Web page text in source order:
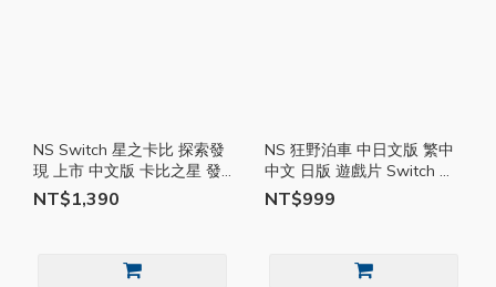
NS Switch 星之卡比 探索發
現 上市 中文版 卡比之星 發
現探索 卡比 NS 遊戲片 Q哥
SW099
NT$1,390
NS 狂野泊車 中日文版 繁中
中文 日版 遊戲片 Switch 任
天堂 繁中 2023預定 競速
SW099
NT$999